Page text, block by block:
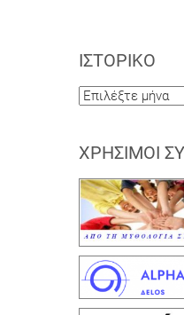
ΙΣΤΟΡΙΚΌ
Ιστορικό
ΧΡΉΣΙΜΟΙ